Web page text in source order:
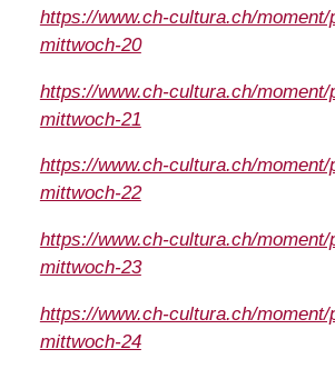
https://www.ch-cultura.ch/
mittwoch-20
https://www.ch-cultura.ch/
mittwoch-21
https://www.ch-cultura.ch/
mittwoch-22
https://www.ch-cultura.ch/
mittwoch-23
https://www.ch-cultura.ch/
mittwoch-24